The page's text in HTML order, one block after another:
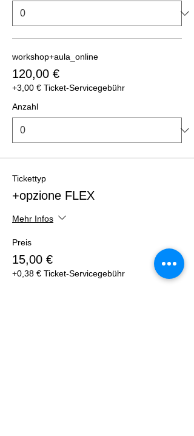
workshop+aula_online
120,00 €
+3,00 € Ticket-Servicegebühr
Anzahl
Tickettyp
+opzione FLEX
Mehr Infos
Preis
15,00 €
+0,38 € Ticket-Servicegebühr